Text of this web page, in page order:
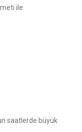
ile:
saatlerde büyük